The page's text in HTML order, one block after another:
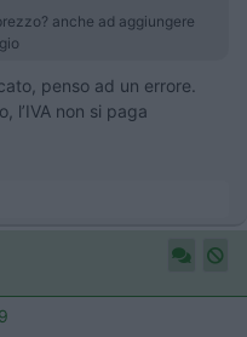
anche ad aggiungere
penso ad un errore.
l’IVA non si paga